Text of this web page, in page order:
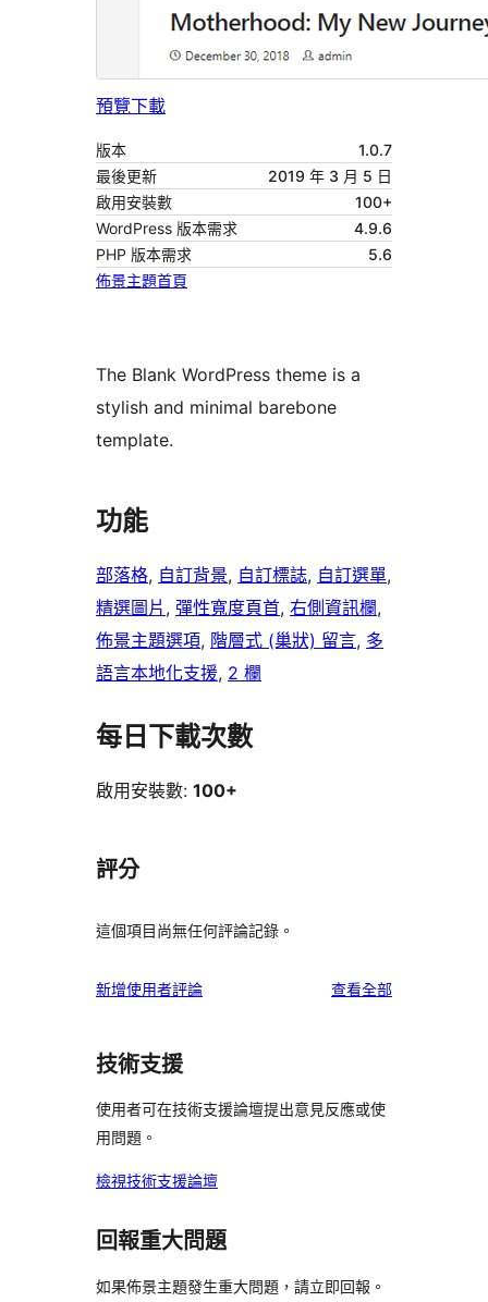
預覽下載
版本
1.0.7
最後更新
2019 年 3 月 5 日
啟用安裝數
100+
WordPress 版本需求
4.9.6
PHP 版本需求
5.6
佈景主題首頁
The Blank WordPress theme is a
stylish and minimal barebone
template.
功能
部落格, 自訂背景, 自訂標誌, 自訂選單
精選圖片 , 彈性寬度頁首, 右側資訊欄
佈景主題選項, 階層式 (巢狀) 留言, 多
語言本地化支援, 2 欄
每日下載次數
啟用安裝數: 100+
評分
這個項目尚無任何評論記錄。
新增使用者評論 查看全部使
技術支援
使用者可在技術支援論壇提出意見反應或使
用問題。
檢視技術支援論壇
回報重大問題
如果佈景主題發生重大問題，請立即回報。